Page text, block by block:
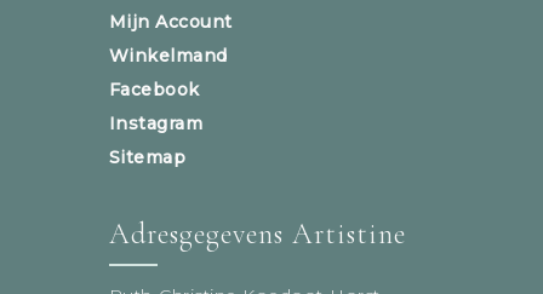
Mijn Account
Winkelmand
Facebook
Instagram
Sitemap
Adresgegevens Artistine